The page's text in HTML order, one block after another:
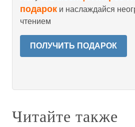
подарок и наслаждайся
чтением
ПОЛУЧИТЬ ПОДАРОК
Читайте также